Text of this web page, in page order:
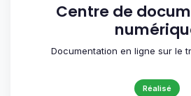
Centre de
Documentation en ligne sur le
Réalisé